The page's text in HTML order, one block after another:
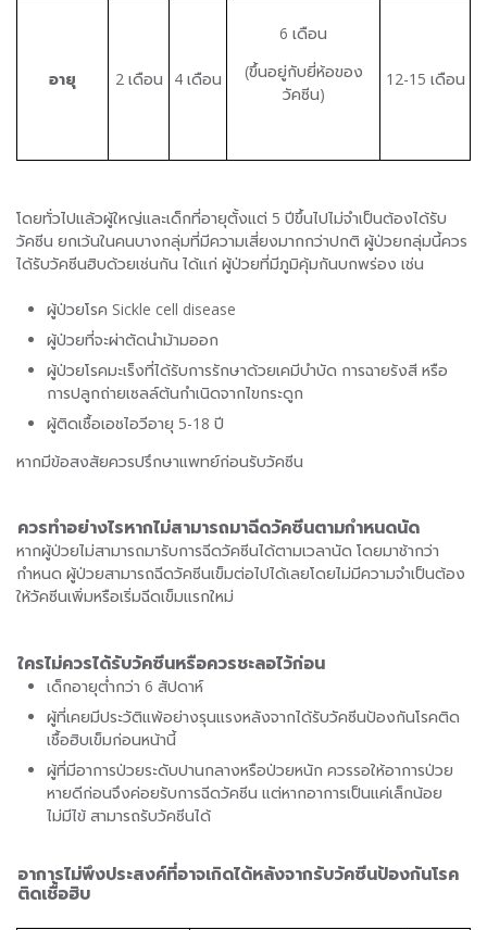
อายุ 2 เดือน 4 เดือน
6 เดือน
(ขึ้นอยู่กับยี่ห้อของ
วัคซีน)
12-15 เดือน
โดยทั่วไปแล้วผู้ใหญ่และเด็กที่อายุตั้งแต่ 5 ปีขึ้นไปไม่จำเป็นต้องได้รับ
วัคซีน ยกเว้นในคนบางกลุ่มที่มีความเสี่ยงมากกว่าปกติ ผู้ป่วยกลุ่มนี้ควร
ได้รับวัคซีนฮิบด้วยเช่นกัน ได้แก่ ผู้ป่วยที่มีภูมิคุ้มกันบกพร่อง เช่น
ผู้ป่วยโรค Sickle cell disease
ผู้ป่วยที่จะผ่าตัดนำม้ามออก
ผู้ป่วยโรคมะเร็งที่ได้รับการรักษาด้วยเคมีบำบัด การฉายรังสี หรือ
การปลูกถ่ายเซลล์ต้นกำเนิดจากไขกระดูก
ผู้ติดเชื้อเอชไอวีอายุ 5-18 ปี
หากมีข้อสงสัยควรปรึกษาแพทย์ก่อนรับวัคซีน
ควรทำอย่างไรหากไม่สามารถมาฉีดวัคซีนตามกำหนดนัด
หากผู้ป่วยไม่สามารถมารับการฉีดวัคซีนได้ตามเวลานัด โดยมาช้ากว่า
กำหนด ผู้ป่วยสามารถฉีดวัคซีนเข็มต่อไปได้เลยโดยไม่มีความจำเป็นต้อง
ให้วัคซีนเพิ่มหรือเริ่มฉีดเข็มแรกใหม่
ใครไม่ควรได้รับวัคซีนหรือควรชะลอไว้ก่อน
เด็กอายุต่ำกว่า 6 สัปดาห์
ผู้ที่เคยมีประวัติแพ้อย่างรุนแรงหลังจากได้รับวัคซีนป้องกันโรคติด
เชื้อฮิบเข็มก่อนหน้านี้
ผู้ที่มีอาการป่วยระดับปานกลางหรือป่วยหนัก ควรรอให้อาการป่วย
หายดีก่อนจึงค่อยรับการฉีดวัคซีน แต่หากอาการเป็นแค่เล็กน้อย
ไม่มีไข้ สามารถรับวัคซีนได้
อาการไม่พึงประสงค์ที่อาจเกิดได้หลังจากรับวัคซีนป้องกันโรค
ติดเชื้อฮิบ